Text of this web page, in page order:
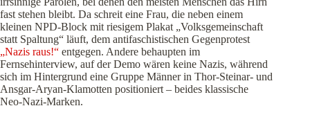
fast stehen bleibt. Da schreit eine Frau, die neben einem
kleinen NPD-Block mit riesigem Plakat „Volksgemeinschaft
statt Spaltung“ läuft, dem antifaschistischen Gegenprotest
„Nazis raus!“ entgegen. Andere behaupten im
Fernsehinterview, auf der Demo wären keine Nazis, während
sich im Hintergrund eine Gruppe Männer in Thor-Steinar- und
Ansgar-Aryan-Klamotten positioniert – beides klassische
Neo-Nazi-Marken.